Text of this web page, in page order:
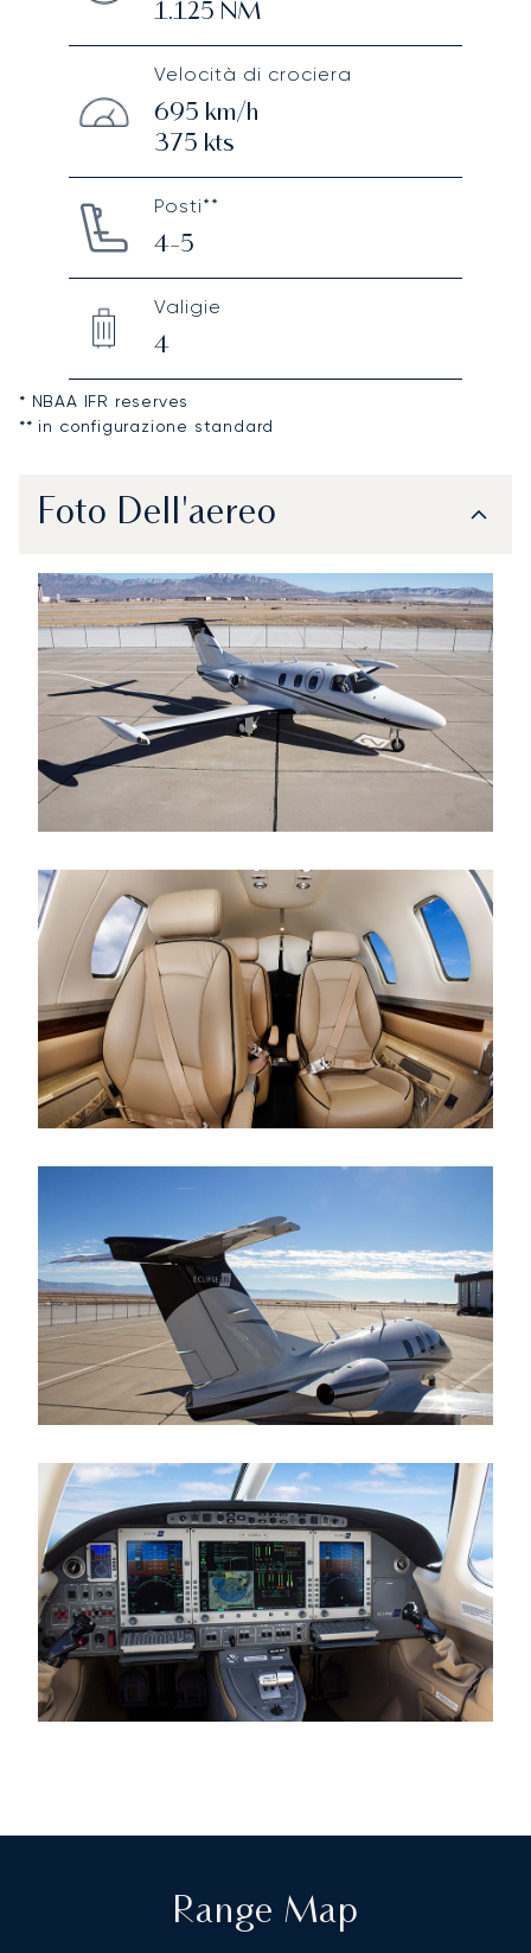
1.125 NM
Velocità di crociera
695 km/h
375 kts
Posti**
4-5
Valigie
4
* NBAA IFR reserves
** in configurazione standard
Foto Dell'aereo
Range Map